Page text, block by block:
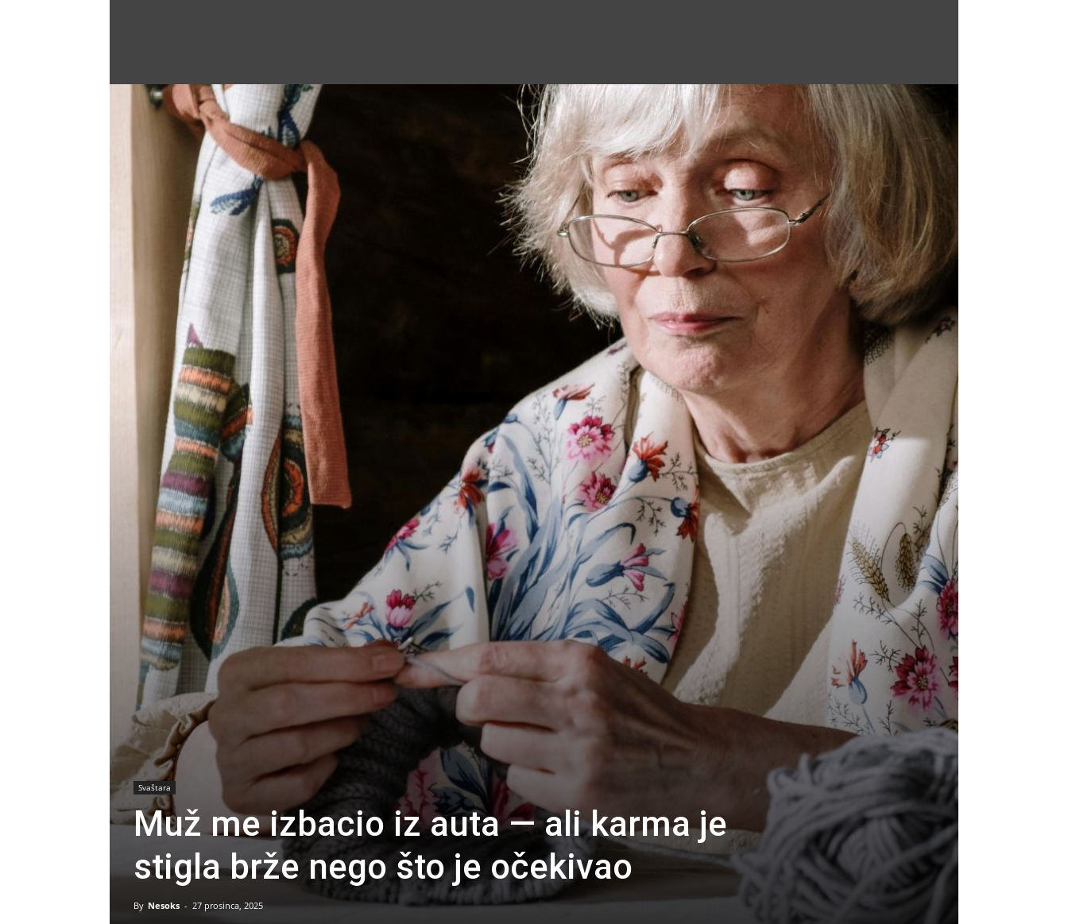
Svaštara
Muž me izbacio iz auta — ali karma je
stigla brže nego što je očekivao
By Nesoks - 27 prosinca, 2025